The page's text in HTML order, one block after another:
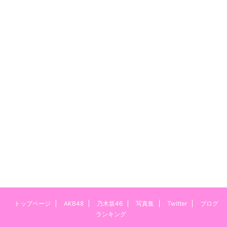
トップページ AKB48 乃木坂46 写真集 Twitter
ブログ
ランキング